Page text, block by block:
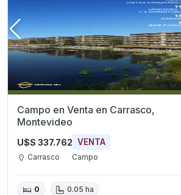
Campo en Venta en Carrasco,
Montevideo
U$S 337.762 VENTA
Carrasco Campo
0 0.05 ha